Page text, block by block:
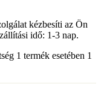
kézbesíti az Ön
idő: 1-3 nap.
1 termék esetében 1